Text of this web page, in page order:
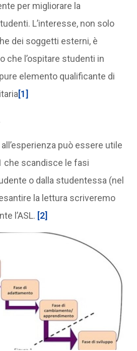
per migliorare la
L’interesse, non solo
dei soggetti esterni, è
che l’ospitare studenti in
elemento qualificante di
[1]
può essere utile
che scandisce le fasi
o dalla studentessa (nel
la lettura scriveremo
l’ASL. [2]